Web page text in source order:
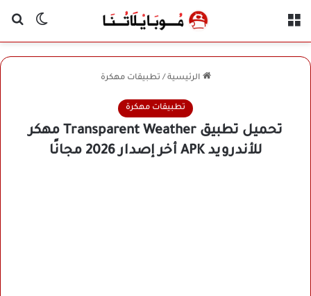
الوضع
الرئيسية / تطبيقات مهكرة
تطبيقات مهكرة
تحميل تطبيق Transparent Weather مهكر
للأندرويد APK أخر إصدار 2026 مجانًا